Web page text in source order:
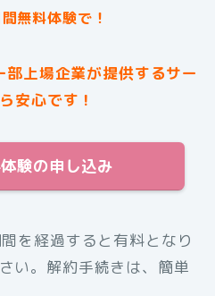
無料体験で！
上場企業が提供するサー
安心です！
験の申し込み
を経過すると有料となり
い。解約手続きは、簡単